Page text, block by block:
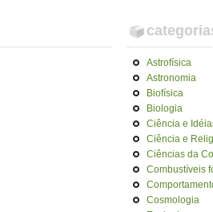
Astrofísica
Astronomia
Biofísica
Biologia
Ciência e
Ciência e
Ciências da
Combustíveis
Cosmologia